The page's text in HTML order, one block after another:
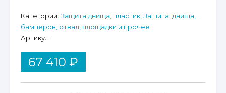
67 410 ₽
Категории: Защита днища, пластик,Защита: днища,
бамперов, отвал, площадки и прочее
Артикул: